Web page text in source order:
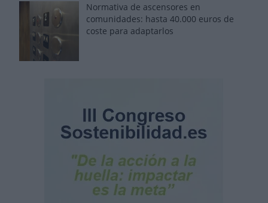
Normativa de ascensores en
comunidades: hasta 40.000 euros de
coste para adaptarlos